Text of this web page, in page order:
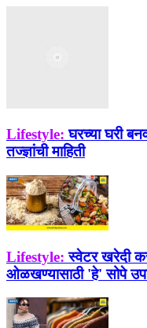
Lifestyle: घरच्या घरी
तज्ज्ञांची माहिती
Lifestyle: स्वेटर खरेदी
ओळखण्यासाठी 'हे' सोपे